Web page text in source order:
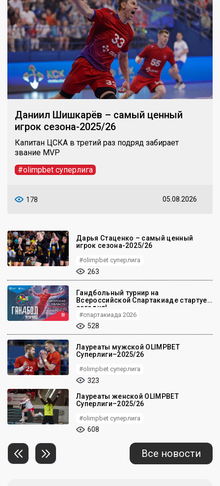
Даниил Шишкарёв – самый ценный
игрок сезона-2025/26
Капитан ЦСКА в третий раз подряд забирает
звание MVP
#olimpbet суперлига
178 05.08.2026
Дарья Стаценко – самый ценный
игрок сезона-2025/26
#olimpbet суперлига
263
Гандбольный турнир на
Всероссийской Спартакиаде стартует
сегодня!
#спартакиада 2026
528
Лауреаты мужской OLIMPBET
Суперлиги–2025/26
#olimpbet суперлига
323
Лауреаты женской OLIMPBET
Суперлиги–2025/26
#olimpbet суперлига
608
Все новости